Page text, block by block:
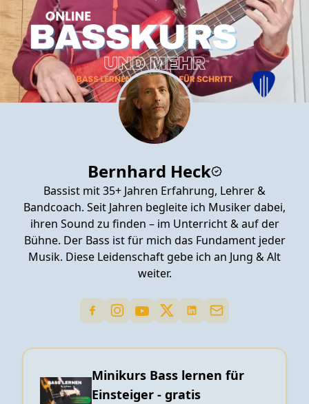
Bernhard Heck
Bassist mit 35+ Jahren Erfahrung, Lehrer &
Bandcoach. Seit Jahren begleite ich Musiker dabei,
ihren Sound zu finden – im Unterricht & auf der
Bühne. Der Bass ist für mich das Fundament jeder
Musik. Diese Leidenschaft gebe ich an Jung & Alt
weiter.
Minikurs Bass lernen für
Einsteiger - gratis